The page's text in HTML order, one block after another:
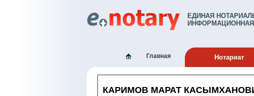
ЕДИНАЯ
Главная Нотариат
КАРИМОВ МАРАТ